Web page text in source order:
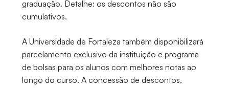
graduação. Detalhe: os descontos não são
cumulativos.
A Universidade de Fortaleza também disponibilizará
parcelamento exclusivo da instituição e programa
de bolsas para os alunos com melhores notas ao
longo do curso. A concessão de descontos,